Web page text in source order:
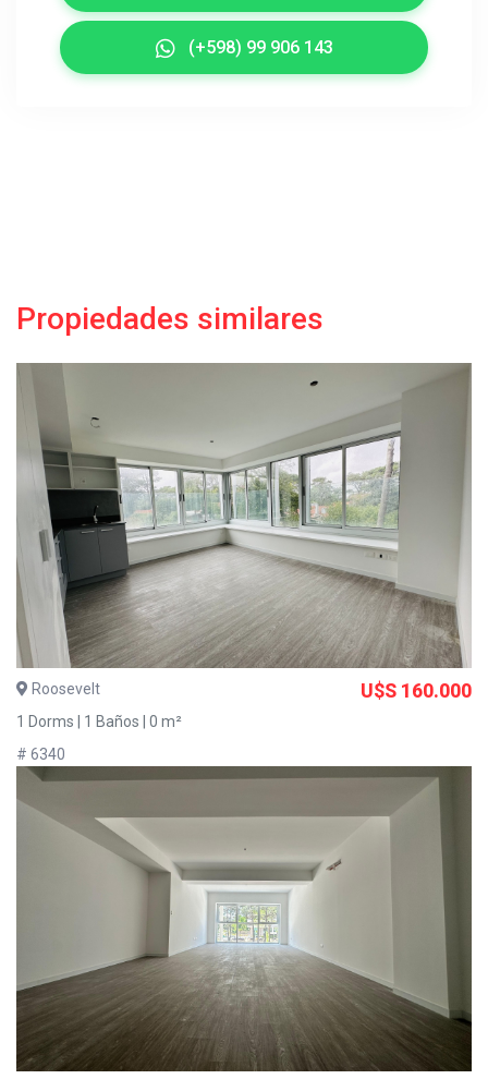
(+598) 99 906 143
Propiedades similares
Roosevelt U$S 160.000
1 Dorms | 1 Baños | 0 m²
# 6340